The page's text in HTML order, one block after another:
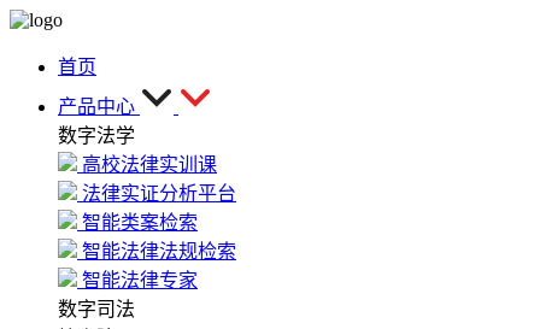
首页
产品中心
数字法学
高校法律实训课
法律实证分析平台
智能类案检索
智能法律法规检索
智能法律专家
数字司法